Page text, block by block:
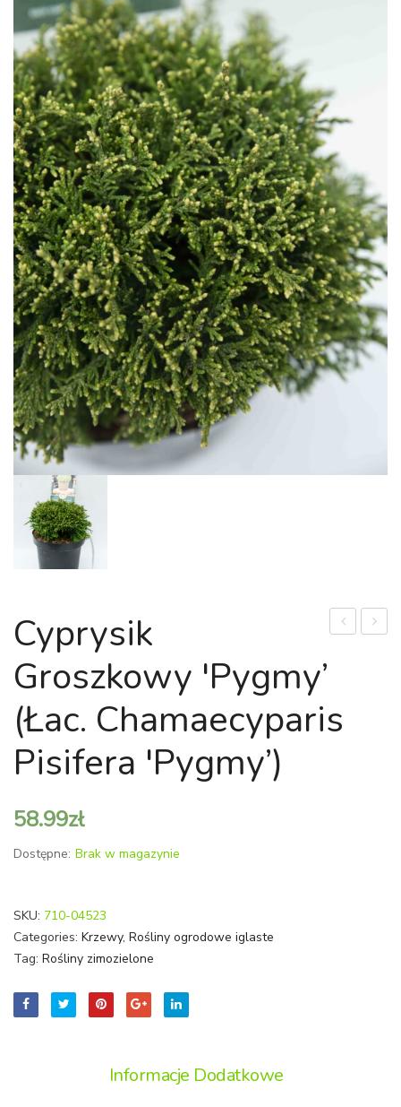
warzyw
Cyprysik
Groszkowy 'Pygmy’
(łac. Chamaecyparis
Pisifera 'Pygmy’)
58.99zł
Dostępne: Brak w magazynie
SKU: 710-04523
Categories: Krzewy, Rośliny ogrodowe iglaste
Tag: Rośliny zimozielone
Informacje Dodatkowe